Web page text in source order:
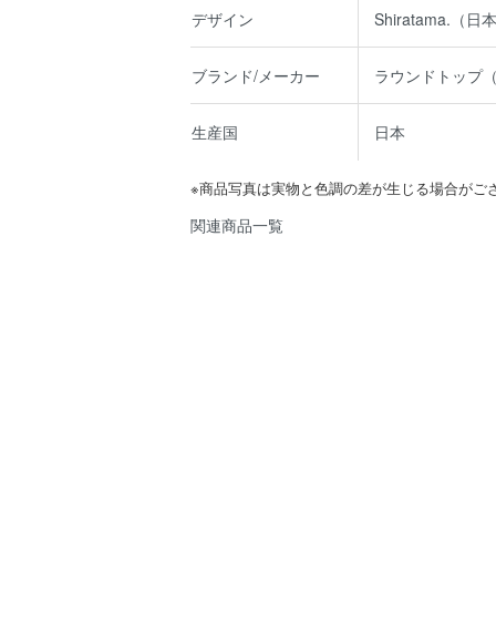
デザイン Shiratama.（日本
ブランド/メーカー ラウンドトップ（
生産国 日本
※商品写真は実物と色調の差が生じる場合がご
関連商品一覧